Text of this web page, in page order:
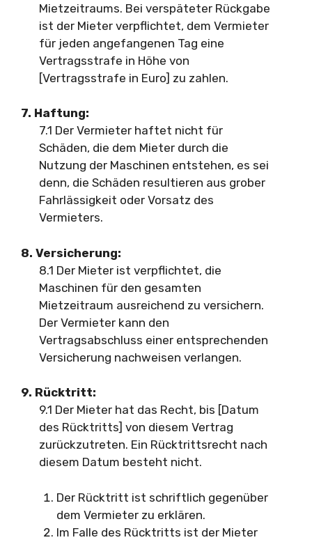
Mietzeitraums. Bei verspäteter Rückgabe
ist der Mieter verpflichtet, dem Vermieter
für jeden angefangenen Tag eine
Vertragsstrafe in Höhe von
[Vertragsstrafe in Euro] zu zahlen.
7. Haftung:
7.1 Der Vermieter haftet nicht für
Schäden, die dem Mieter durch die
Nutzung der Maschinen entstehen, es sei
denn, die Schäden resultieren aus grober
Fahrlässigkeit oder Vorsatz des
Vermieters.
8. Versicherung:
8.1 Der Mieter ist verpflichtet, die
Maschinen für den gesamten
Mietzeitraum ausreichend zu versichern.
Der Vermieter kann den
Vertragsabschluss einer entsprechenden
Versicherung nachweisen verlangen.
9. Rücktritt:
9.1 Der Mieter hat das Recht, bis [Datum
des Rücktritts] von diesem Vertrag
zurückzutreten. Ein Rücktrittsrecht nach
diesem Datum besteht nicht.
Der Rücktritt ist schriftlich gegenüber
dem Vermieter zu erklären.
Im Falle des Rücktritts ist der Mieter